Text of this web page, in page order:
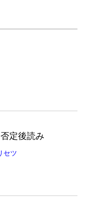
定後読み
セツ